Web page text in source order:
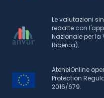
Le valutazioni
redatte con
Nazionale per la
Ricerca).
AteneiOnline
Protection
2016/679.